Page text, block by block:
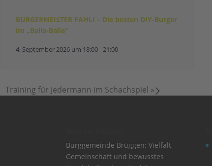
BURGERMEISTER FAHLI – Die besten DIY-Burger
im „Balla-Balla“
4. September 2026 um 18:00-21:00
Training für Jedermann im Schachspiel »
Burggemeinde Brüggen: Vielfalt,
Gemeinschaft und bewusstes